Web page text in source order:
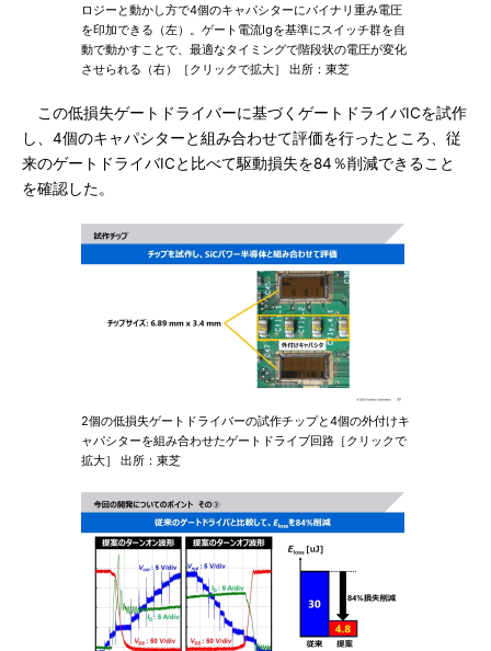
ロジーと動かし方で4個のキャパシターにバイナリ重み電圧
を印加できる（左）。ゲート電流Igを基準にスイッチ群を自
動で動かすことで、最適なタイミングで階段状の電圧が変化
させられる（右）［クリックで拡大］ 出所：東芝
この低損失ゲートドライバーに基づくゲートドライバICを試作
し、4個のキャパシターと組み合わせて評価を行ったところ、従
来のゲートドライバICと比べて駆動損失を84％削減できること
を確認した。
2個の低損失ゲートドライバーの試作チップと4個の外付けキ
ャパシターを組み合わせたゲートドライブ回路［クリックで
拡大］ 出所：東芝